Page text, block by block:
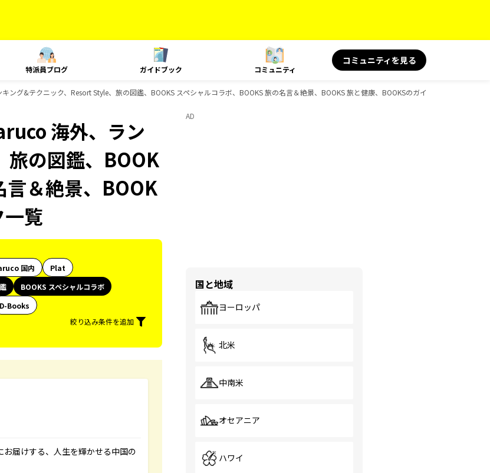
特派員ブログ ガイドブック コミュニティ
コミュニティを見る
ング&テクニック、Resort Style、旅の図鑑、BOOKS スペシャルコラボ、BOOKS 旅の名言＆絶景、BOOKS 旅と健康、BOOKSのガイドブック一覧
海外、ラン
の図鑑、BOOK
言＆絶景、BOOK
覧
国内
Plat
BOOKS スペシャルコラボ
D-Books
絞り込み条件を追加
届けする、人生を輝かせる中国の
AD
国と地域
ヨーロッパ
北米
中南米
オセアニア
ハワイ